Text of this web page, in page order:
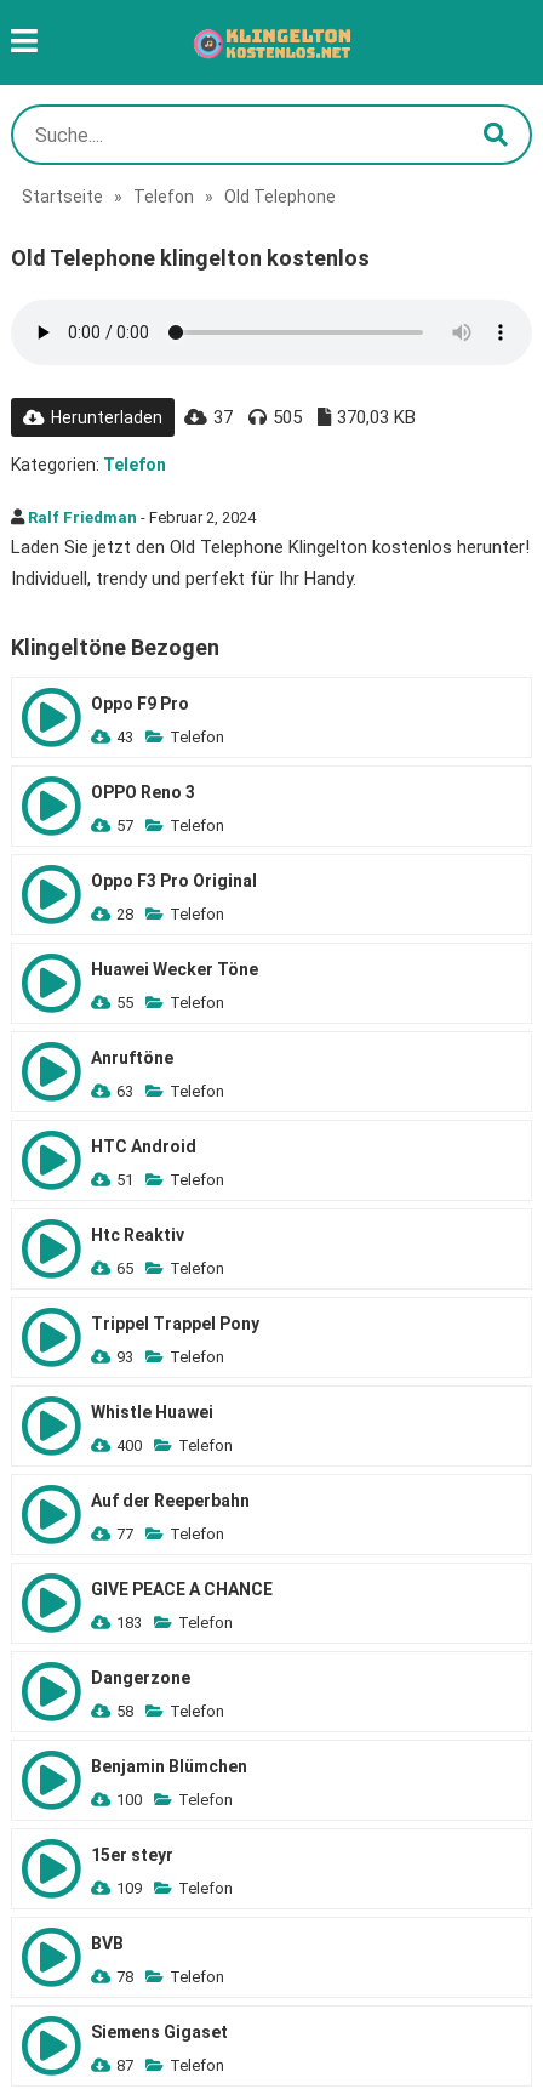
Startseite » Telefon » Old Telephone
Old Telephone klingelton kostenlos
Herunterladen 37 505 370,03 KB
Kategorien: Telefon
Ralf Friedman - Februar 2, 2024
Laden Sie jetzt den Old Telephone Klingelton kostenlos herunter!
Individuell, trendy und perfekt für Ihr Handy.
Klingeltöne Bezogen
Oppo F9 Pro
43 Telefon
OPPO Reno 3
57 Telefon
Oppo F3 Pro Original
28 Telefon
Huawei Wecker Töne
55 Telefon
Anruftöne
63 Telefon
HTC Android
51 Telefon
Htc Reaktiv
65 Telefon
Trippel Trappel Pony
93 Telefon
Whistle Huawei
400 Telefon
Auf der Reeperbahn
77 Telefon
GIVE PEACE A CHANCE
183 Telefon
Dangerzone
58 Telefon
Benjamin Blümchen
100 Telefon
15er steyr
109 Telefon
BVB
78 Telefon
Siemens Gigaset
87 Telefon